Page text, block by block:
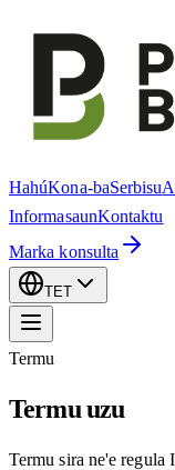
HahúKona-baSerbisu
InformasaunKontaktu
Marka konsulta
TET
Termu
Termu uzu
Termu sira ne'e regula